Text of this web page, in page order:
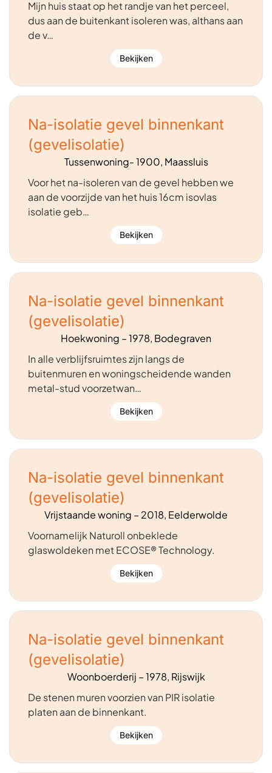
Mijn huis staat op het randje van het perceel,
dus aan de buitenkant isoleren was, althans aan
de v…
Bekijken
Na-isolatie gevel binnenkant
(gevelisolatie)
Tussenwoning- 1900, Maassluis
Voor het na-isoleren van de gevel hebben we
aan de voorzijde van het huis 16cm isovlas
isolatie geb…
Bekijken
Na-isolatie gevel binnenkant
(gevelisolatie)
Hoekwoning – 1978, Bodegraven
In alle verblijfsruimtes zijn langs de
buitenmuren en woningscheidende wanden
metal-stud voorzetwan…
Bekijken
Na-isolatie gevel binnenkant
(gevelisolatie)
Vrijstaande woning – 2018, Eelderwolde
Voornamelijk Naturoll onbeklede
glaswoldeken met ECOSE® Technology.
Bekijken
Na-isolatie gevel binnenkant
(gevelisolatie)
Woonboerderij – 1978, Rijswijk
De stenen muren voorzien van PIR isolatie
platen aan de binnenkant.
Bekijken